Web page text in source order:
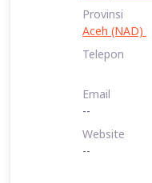
Provinsi
Aceh (NAD)
Telepon
Email
--
Website
--